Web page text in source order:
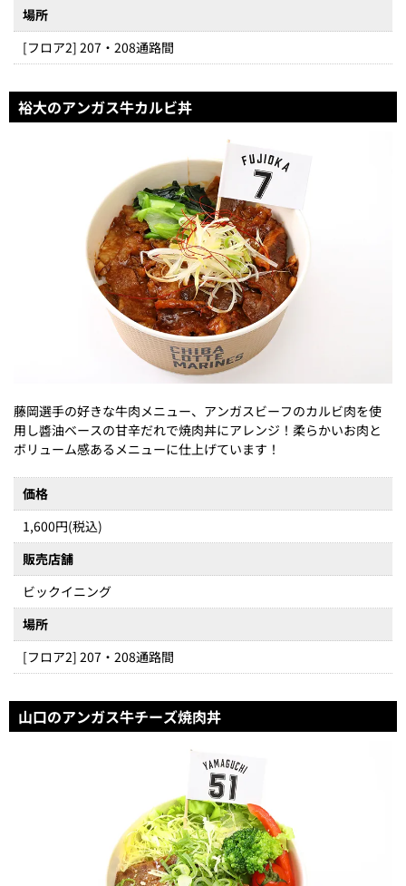
場所
[フロア2] 207・208通路間
裕大のアンガス牛カルビ丼
藤岡選手の好きな牛肉メニュー、アンガスビーフのカルビ肉を使
用し醬油ベースの甘辛だれで焼肉丼にアレンジ！柔らかいお肉と
ボリューム感あるメニューに仕上げています！
価格
1,600円(税込)
販売店舗
ビックイニング
場所
[フロア2] 207・208通路間
山口のアンガス牛チーズ焼肉丼